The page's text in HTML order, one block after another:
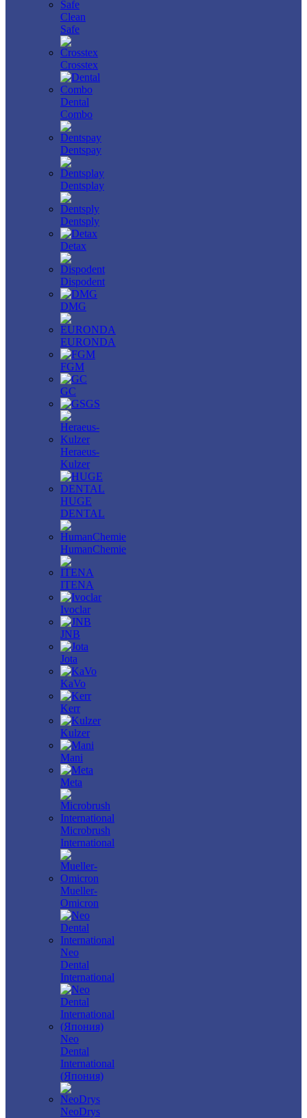
Clean
Safe
Crosstex
Dental
Combo
Dentspay
Dentsplay
Dentsply
Detax
Dispodent
DMG
EURONDA
FGM
GC
GS
Heraeus-
Kulzer
HUGE
DENTAL
HumanChemie
ITENA
Ivoclar
JNB
Jota
KaVo
Kerr
Kulzer
Mani
Meta
Microbrush
International
Mueller-
Omicron
Neo
Dental
International
Neo
Dental
International
(Япония)
NeoDrys